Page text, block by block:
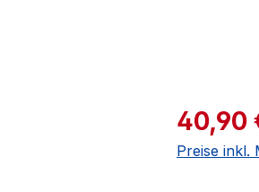
40,90
Preise inkl.